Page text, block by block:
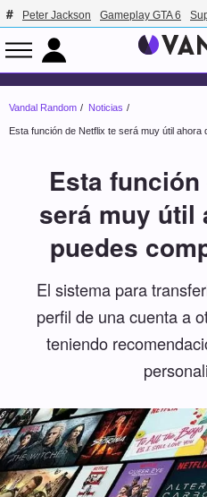
Peter Jackson Gameplay GTA 6
Vandal Random Noticias
Esta función de Netflix te será muy útil
Esta
será muy útil
puedes
El sistema para
perfil de una cuenta a
teniendo